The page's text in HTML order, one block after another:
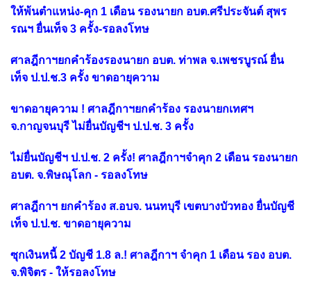
ให้พ้นตำแหน่ง-คุก 1 เดือน รองนายก อบต.ศรีประจันต์ สุพร
รณฯ ยื่นเท็จ 3 ครั้ง-รอลงโทษ
ศาลฎีกาฯยกคำร้องรองนายก อบต. ท่าพล จ.เพชรบูรณ์ ยื่น
เท็จ ป.ป.ช.3 ครั้ง ขาดอายุความ
ขาดอายุความ ! ศาลฎีกาฯยกคำร้อง รองนายกเทศฯ
จ.กาญจนบุรี ไม่ยื่นบัญชีฯ ป.ป.ช. 3 ครั้ง
ไม่ยื่นบัญชีฯ ป.ป.ช. 2 ครั้ง! ศาลฎีกาฯจำคุก 2 เดือน รองนายก
อบต. จ.พิษณุโลก - รอลงโทษ
ศาลฎีกาฯ ยกคำร้อง ส.อบจ. นนทบุรี เขตบางบัวทอง ยื่นบัญชี
เท็จ ป.ป.ช. ขาดอายุความ
ซุกเงินหนี้ 2 บัญชี 1.8 ล.! ศาลฎีกาฯ จำคุก 1 เดือน รอง อบต.
จ.พิจิตร - ให้รอลงโทษ